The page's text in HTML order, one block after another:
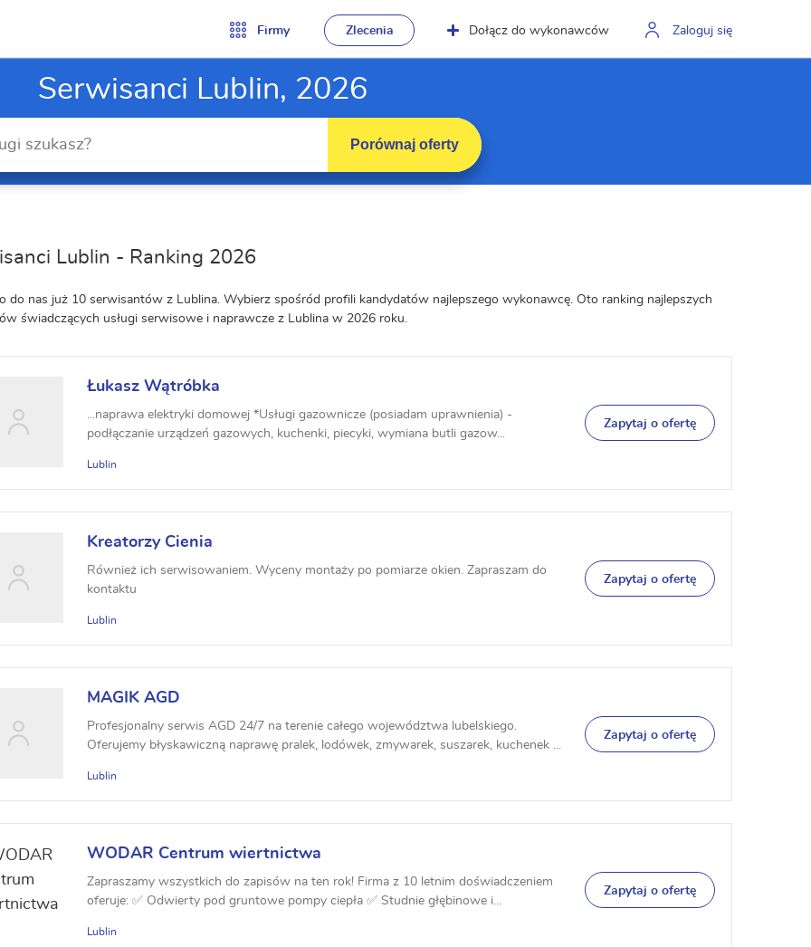
Firmy Zlecenia Dołącz do wykonawców Zaloguj się
Serwisanci Lublin, 2026
Porównaj oferty
Lublin - Ranking 2026
do nas już 10 serwisantów z Lublina. Wybierz spośród profili kandydatów najlepszego wykonawcę. Oto ranking najlepszych
świadczących usługi serwisowe i naprawcze z Lublina w 2026 roku.
Łukasz Wątróbka
...naprawa elektryki domowej *Usługi gazownicze (posiadam uprawnienia) -
podłączanie urządzeń gazowych, kuchenki, piecyki, wymiana butli gazow...
Lublin
Zapytaj o ofertę
Kreatorzy Cienia
Również ich serwisowaniem. Wyceny montaży po pomiarze okien. Zapraszam do
kontaktu
Lublin
Zapytaj o ofertę
MAGIK AGD
Profesjonalny serwis AGD 24/7 na terenie całego województwa lubelskiego.
Oferujemy błyskawiczną naprawę pralek, lodówek, zmywarek, suszarek, kuchenek ...
Lublin
Zapytaj o ofertę
WODAR Centrum wiertnictwa
Zapraszamy wszystkich do zapisów na ten rok! Firma z 10 letnim doświadczeniem
oferuje: ✅ Odwierty pod gruntowe pompy ciepła ✅ Studnie głębinowe i...
Lublin
Zapytaj o ofertę